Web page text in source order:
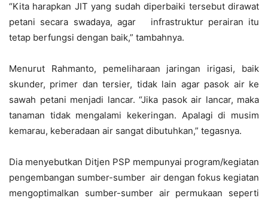
“Kita harapkan JIT yang sudah diperbaiki tersebut dirawat
petani secara swadaya, agar infrastruktur perairan itu
tetap berfungsi dengan baik,” tambahnya.
Menurut Rahmanto, pemeliharaan jaringan irigasi, baik
skunder, primer dan tersier, tidak lain agar pasok air ke
sawah petani menjadi lancar. “Jika pasok air lancar, maka
tanaman tidak mengalami kekeringan. Apalagi di musim
kemarau, keberadaan air sangat dibutuhkan,” tegasnya.
Dia menyebutkan Ditjen PSP mempunyai program/kegiatan
pengembangan sumber-sumber air dengan fokus kegiatan
mengoptimalkan sumber-sumber air permukaan seperti